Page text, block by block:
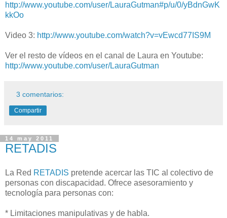
http://www.youtube.com/user/LauraGutman#p/u/0/yBdnGwK
kkOo
Video 3: http://www.youtube.com/watch?v=vEwcd77IS9M
Ver el resto de vídeos en el canal de Laura en Youtube:
http://www.youtube.com/user/LauraGutman
3 comentarios:
Compartir
14 may 2011
RETADIS
La Red RETADIS pretende acercar las TIC al colectivo de
personas con discapacidad. Ofrece asesoramiento y
tecnología para personas con:
* Limitaciones manipulativas y de habla.